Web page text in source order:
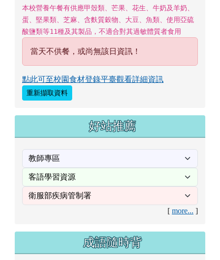
本校營養午餐有供應甲殼類、芒果、花生、牛奶及羊奶、
蛋、堅果類、芝麻、含麩質穀物、大豆、魚類、使用亞硫
酸鹽類等11種及其製品，不適合對其過敏體質者食用
當天不供餐，或尚無該日資訊！
點此可至校園食材登錄平臺觀看詳細資訊
重新擷取資料
好站推薦
[ more... ]
成語隨時背